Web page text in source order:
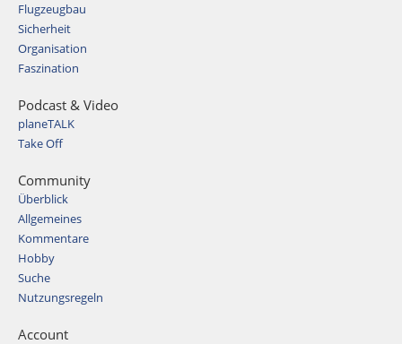
Flugzeugbau
Sicherheit
Organisation
Faszination
Podcast & Video
planeTALK
Take Off
Community
Überblick
Allgemeines
Kommentare
Hobby
Suche
Nutzungsregeln
Account